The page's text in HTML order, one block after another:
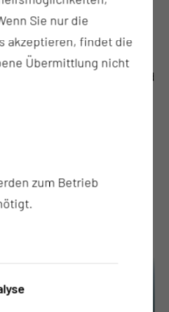
Klinik muss die Nase
werden. Begleitend
Nachkontrollen. Eine
nach ca. 2 Wochen zu
sind Sie in aller
wieder nachgehen.
Sie nur die
akzeptieren, findet die
Übermittlung nicht
zum Betrieb